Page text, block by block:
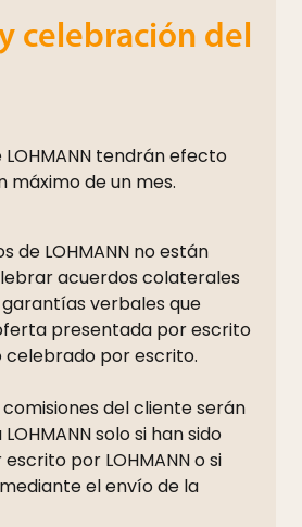
celebración del
LOHMANN tendrán efecto
máximo de un mes.
de LOHMANN no están
acuerdos colaterales
verbales que
presentada por escrito
por escrito.
comisiones del cliente serán
solo si han sido
por LOHMANN o si
el envío de la